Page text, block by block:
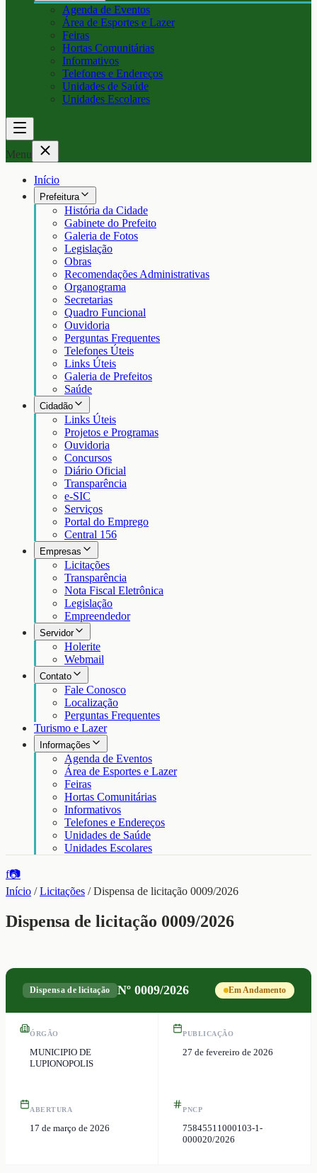
Agenda de Eventos
Área de Esportes e Lazer
Feiras
Hortas Comunitárias
Informativos
Telefones e Endereços
Unidades de Saúde
Unidades Escolares
Menu
Início
Prefeitura
História da Cidade
Gabinete do Prefeito
Galeria de Fotos
Legislação
Obras
Recomendações Administrativas
Organograma
Secretarias
Quadro Funcional
Ouvidoria
Perguntas Frequentes
Telefones Úteis
Links Úteis
Galeria de Prefeitos
Saúde
Cidadão
Links Úteis
Projetos e Programas
Ouvidoria
Concursos
Diário Oficial
Transparência
e-SIC
Serviços
Portal do Emprego
Central 156
Empresas
Licitações
Transparência
Nota Fiscal Eletrônica
Legislação
Empreendedor
Servidor
Holerite
Webmail
Contato
Fale Conosco
Localização
Perguntas Frequentes
Turismo e Lazer
Informações
Agenda de Eventos
Área de Esportes e Lazer
Feiras
Hortas Comunitárias
Informativos
Telefones e Endereços
Unidades de Saúde
Unidades Escolares
f📷
Início /Licitações /Dispensa de licitação 0009/2026
Dispensa de licitação 0009/2026
Dispensa de licitação Nº 0009/2026 Em Andamento
ÓRGÃO
MUNICIPIO DE
LUPIONOPOLIS
PUBLICAÇÃO
27 de fevereiro de 2026
ABERTURA
17 de março de 2026
PNCP
75845511000103-1-
000020/2026